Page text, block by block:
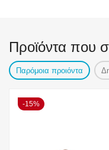
Προϊόντα που
Παρόμοια προιόντα
15%